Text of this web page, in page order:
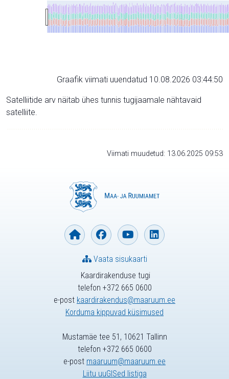
Graafik viimati uuendatud 10.08.2026 03:44:50
Satelliitide arv näitab ühes tunnis tugijaamale nähtavaid
satelliite.
Viimati muudetud: 13.06.2025 09:53
Kaardirakenduse tugi
telefon +372 665 0600
e-post kaardirakendus@maaruum.ee
Korduma kippuvad küsimused
Vaata sisukaarti
Mustamäe tee 51, 10621 Tallinn
telefon +372 665 0600
e-post maaruum@maaruum.ee
Liitu uuGISed listiga